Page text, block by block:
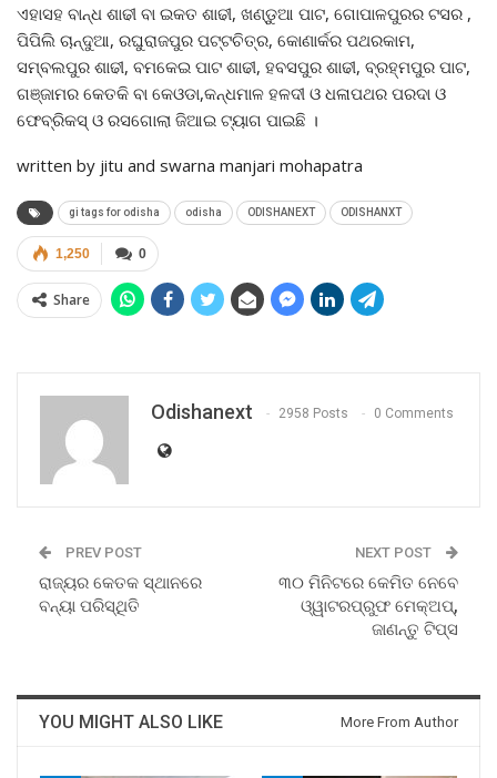
ଏହାସହ ବାନ୍ଧ ଶାଢୀ ବା ଇକତ ଶାଢୀ, ଖଣ୍ଡୁଆ ପାଟ, ଗୋପାଳପୁରର ଟସର ,
ପିପିଲି ଚାନ୍ଦୁଆ, ରଘୁରାଜପୁର ପଟ୍ଟଚିତ୍ର, କୋଣାର୍କର ପଥରକାମ,
ସମ୍ବଲପୁର ଶାଢୀ, ବମକେଇ ପାଟ ଶାଢୀ, ହବସପୁର ଶାଢୀ, ବ୍ରହ୍ମପୁର ପାଟ,
ଗଞ୍ଜାମର କେତକି ବା କେଓଡା,କନ୍ଧମାଳ ହଳଦୀ ଓ ଧଳାପଥର ପରଦା ଓ
ଫେବ୍ରିକସ୍‌ ଓ ରସଗୋଲା ଜିଆଇ ଟ୍ୟାଗ ପାଇଛି ।
written by jitu and swarna manjari mohapatra
gi tags for odisha odisha ODISHANEXT ODISHANXT
0
1,250
Share
Odishanext 2958 Posts 0 Comments
PREV POST
ରାଜ୍ୟର କେତକ ସ୍ଥାନରେ
ବନ୍ୟା ପରିସ୍ଥିତି
NEXT POST
୩୦ ମିନିଟରେ କେମିତ ନେବେ
ଓ୍ୱାଟରପ୍ରୁଫ ମେକ୍‌ଅପ୍‌,
ଜାଣନ୍ତୁ ଟିପ୍ସ
YOU MIGHT ALSO LIKE More From Author